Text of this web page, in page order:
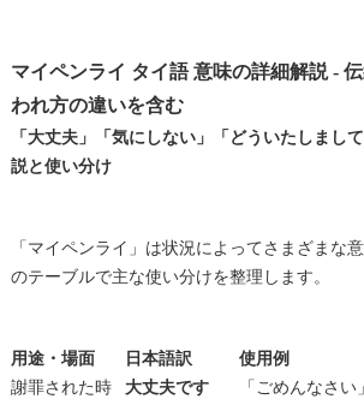
マイペンライ タイ語 意味の詳細解説 -
われ方の違いを含む
「大丈夫」「気にしない」「どういたしまし
説と使い分け
「マイペンライ」は状況によってさまざまな
のテーブルで主な使い分けを整理します。
用途・場面 日本語訳
使用例
謝罪された時
大丈夫です
「ごめんなさ